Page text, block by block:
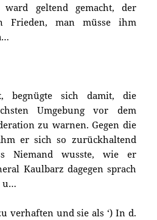
ward geltend gemacht, der
Frieden, man müsse ihm
, begnügte sich damit, die
Umgebung vor dem
zu warnen. Gegen die
er sich so zurückhaltend
Niemand wusste, wie er
Kaulbarz dagegen sprach
u…
verhaften und sie als ‘) In d.